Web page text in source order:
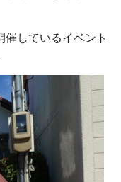
しているイベント